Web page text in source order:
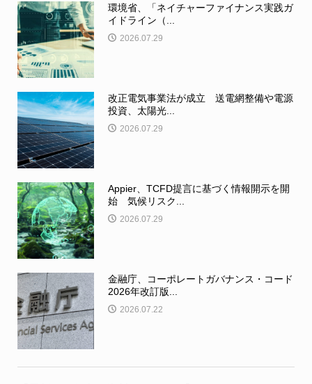
環境省、「ネイチャーファイナンス実践ガ
イドライン（...
2026.07.29
改正電気事業法が成立 送電網整備や電源
投資、太陽光...
2026.07.29
Appier、TCFD提言に基づく情報開示を開
始 気候リスク...
2026.07.29
金融庁、コーポレートガバナンス・コード
2026年改訂版...
2026.07.22